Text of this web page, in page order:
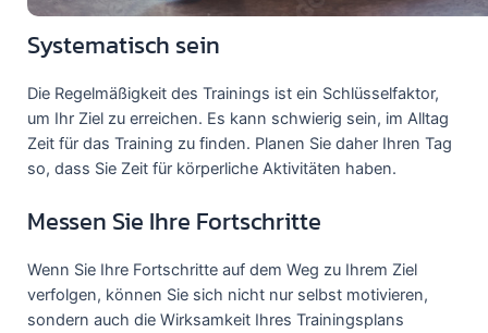
Systematisch sein
Die Regelmäßigkeit des Trainings ist ein Schlüsselfaktor,
um Ihr Ziel zu erreichen. Es kann schwierig sein, im Alltag
Zeit für das Training zu finden. Planen Sie daher Ihren Tag
so, dass Sie Zeit für körperliche Aktivitäten haben.
Messen Sie Ihre Fortschritte
Wenn Sie Ihre Fortschritte auf dem Weg zu Ihrem Ziel
verfolgen, können Sie sich nicht nur selbst motivieren,
sondern auch die Wirksamkeit Ihres Trainingsplans